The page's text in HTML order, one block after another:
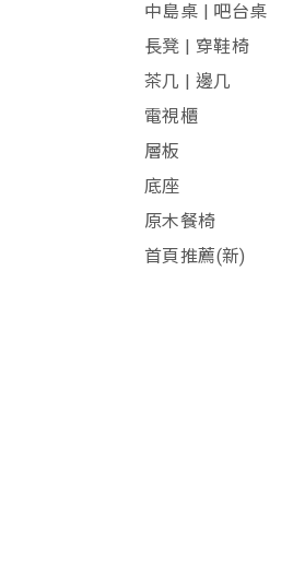
中島桌 | 吧台桌
長凳 | 穿鞋椅
茶几 | 邊几
電視櫃
層板
底座
原木餐椅
首頁推薦(新)